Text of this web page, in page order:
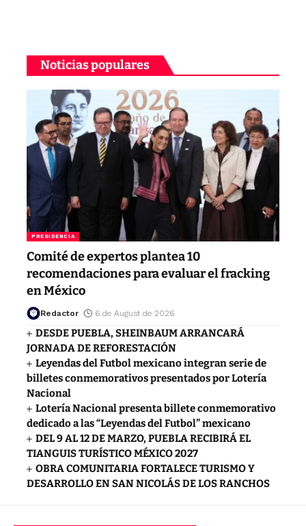
Noticias populares
PRESIDENCIA
Comité de expertos plantea 10
recomendaciones para evaluar el fracking
en México
Redactor 6 de August de 2026
DESDE PUEBLA, SHEINBAUM ARRANCARÁ
JORNADA DE REFORESTACIÓN
Leyendas del Futbol mexicano integran serie de
billetes conmemorativos presentados por Lotería
Nacional
Lotería Nacional presenta billete conmemorativo
dedicado a las “Leyendas del Futbol” mexicano
DEL 9 AL 12 DE MARZO, PUEBLA RECIBIRÁ EL
TIANGUIS TURÍSTICO MÉXICO 2027
OBRA COMUNITARIA FORTALECE TURISMO Y
DESARROLLO EN SAN NICOLÁS DE LOS RANCHOS